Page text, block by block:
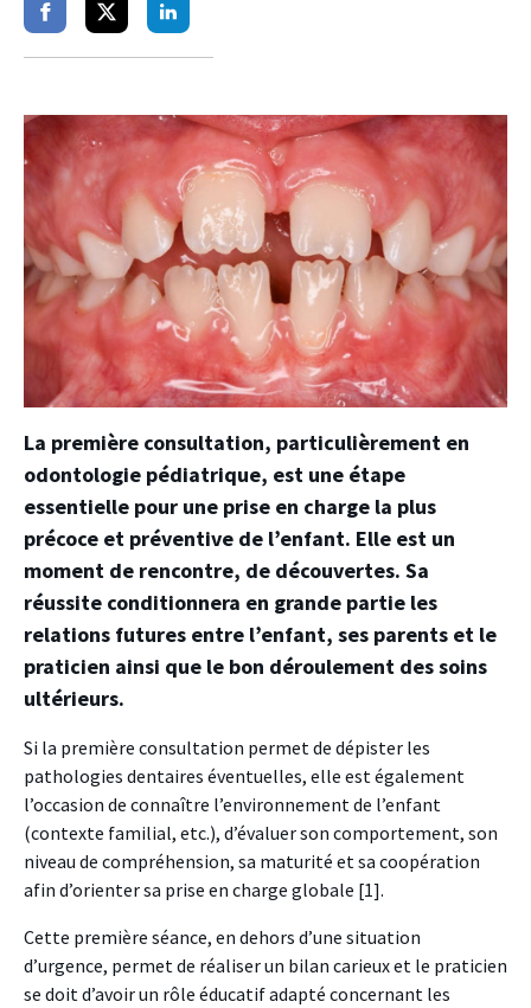
PartagerPartagerPartager
La première consultation, particulièrement en
odontologie pédiatrique, est une étape
essentielle pour une prise en charge la plus
précoce et préventive de l’enfant. Elle est un
moment de rencontre, de découvertes. Sa
réussite conditionnera en grande partie les
relations futures entre l’enfant, ses parents et le
praticien ainsi que le bon déroulement des soins
ultérieurs.
Si la première consultation permet de dépister les
pathologies dentaires éventuelles, elle est également
l’occasion de connaître l’environnement de l’enfant
(contexte familial, etc.), d’évaluer son comportement, son
niveau de compréhension, sa maturité et sa coopération
afin d’orienter sa prise en charge globale [1].
Cette première séance, en dehors d’une situation
d’urgence, permet de réaliser un bilan carieux et le praticien
se doit d’avoir un rôle éducatif adapté concernant les